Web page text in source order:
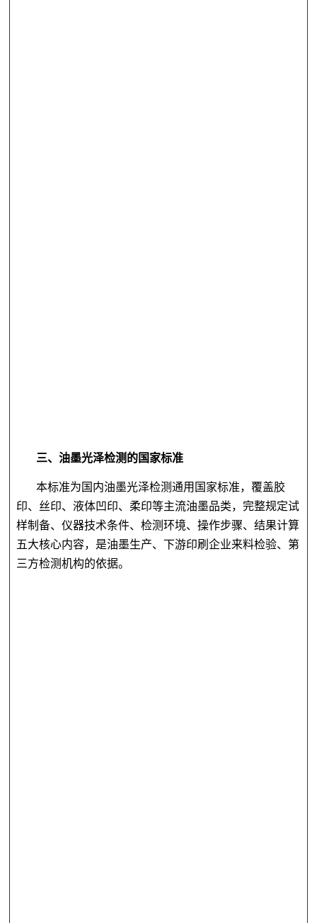
三、油墨光泽检测的国家标准
本标准为国内油墨光泽检测通用国家标准，覆盖胶
印、丝印、液体凹印、柔印等主流油墨品类，完整规定试
样制备、仪器技术条件、检测环境、操作步骤、结果计算
五大核心内容，是油墨生产、下游印刷企业来料检验、第
三方检测机构的依据。